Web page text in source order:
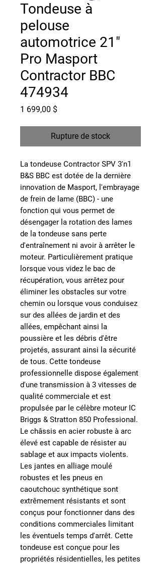
Tondeuse à
pelouse
automotrice 21"
Pro Masport
Contractor BBC
474934
1 699,00 $Prix
Rupture de stock
La tondeuse Contractor SPV 3'n1
B&S BBC est dotée de la dernière
innovation de Masport, l'embrayage
de frein de lame (BBC) - une
fonction qui vous permet de
désengager la rotation des lames
de la tondeuse sans perte
d'entraînement ni avoir à arrêter le
moteur. Particulièrement pratique
lorsque vous videz le bac de
récupération, vous arrêtez pour
éliminer les obstacles sur votre
chemin ou lorsque vous conduisez
sur des allées de jardin et des
allées, empêchant ainsi la
poussière et les débris d'être
projetés, assurant ainsi la sécurité
de tous. Cette tondeuse
professionnelle dispose également
d'une transmission à 3 vitesses de
qualité commerciale et est
propulsée par le célèbre moteur IC
Briggs & Stratton 850 Professional.
Le châssis en acier robuste à arc
élevé est capable de résister au
sablage et aux impacts violents.
Les jantes en alliage moulé
robustes et les pneus en
caoutchouc synthétique sont
extrêmement résistants et sont
conçus pour fonctionner dans des
conditions commerciales limitant
les éventuels temps d'arrêt. Cette
tondeuse est conçue pour les
propriétés résidentielles, les petites